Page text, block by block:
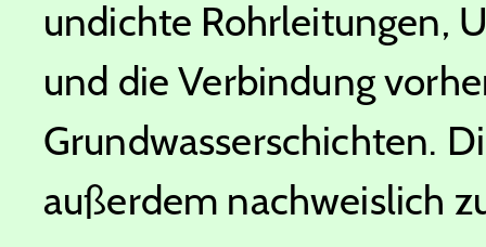
undichte Rohrleitungen,
und die Verbindung
Grundwasserschichten.
außerdem nachweislich